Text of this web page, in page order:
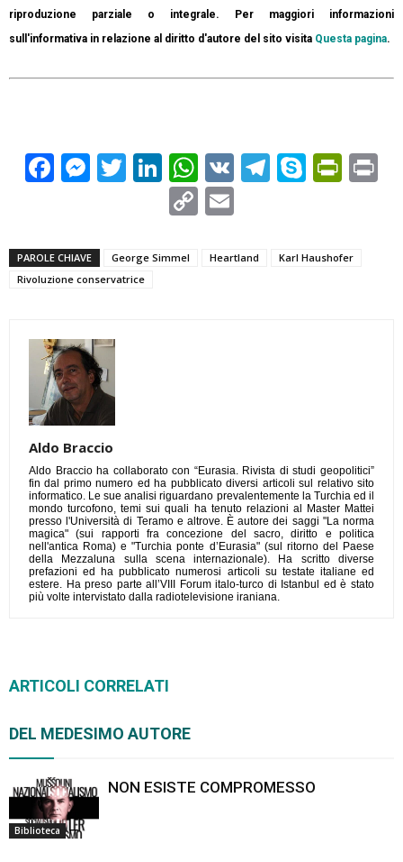
riproduzione parziale o integrale. Per maggiori informazioni
sull'informativa in relazione al diritto d'autore del sito visita Questa pagina.
Facebook
Messenger
TwitterLinkedIn
WhatsApp
VK Telegram
Skype
Copy
PAROLE CHIAVE George Simmel Heartland
Karl Haushofer
Rivoluzione conservatrice
Aldo Braccio
Aldo Braccio ha collaborato con “Eurasia. Rivista di studi geopolitici”
fin dal primo numero ed ha pubblicato diversi articoli sul relativo sito
informatico. Le sue analisi riguardano prevalentemente la Turchia ed il
mondo turcofono, temi sui quali ha tenuto relazioni al Master Mattei
presso l'Università di Teramo e altrove. È autore dei saggi "La norma
magica" (sui rapporti fra concezione del sacro, diritto e politica
nell'antica Roma) e "Turchia ponte d’Eurasia" (sul ritorno del Paese
della Mezzaluna sulla scena internazionale). Ha scritto diverse
prefazioni ed ha pubblicato numerosi articoli su testate italiane ed
estere. Ha preso parte all’VIII Forum italo-turco di Istanbul ed è stato
più volte intervistato dalla radiotelevisione iraniana.
ARTICOLI CORRELATI
DEL MEDESIMO AUTORE
Biblioteca
NON ESISTE COMPROMESSO